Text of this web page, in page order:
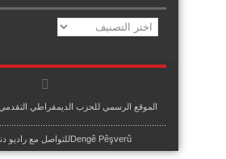
كل
التصنيفات
الموقع الرسمي للحزب الديمقراطي
Dengê Pêşverûللتواصل مع راديو دنكى بيشفرو